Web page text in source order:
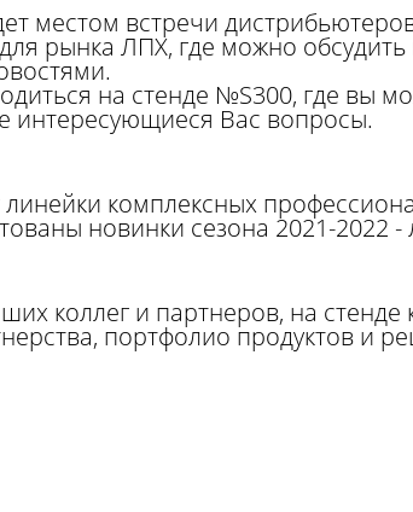
местом встречи
рынка ЛПХ, где можно обсудить
на стенде №S300, где вы
интересующиеся Вас вопросы.
комплексных
новинки сезона 2021-2022
коллег и партнеров, на
портфолио продуктов и